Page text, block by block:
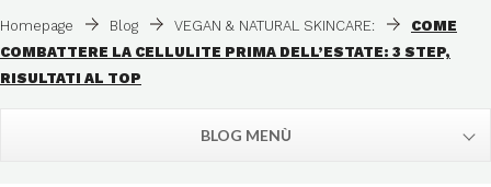
Homepage Blog VEGAN & NATURAL SKINCARE:
COME
COMBATTERE LA CELLULITE PRIMA DELL’ESTATE: 3 STEP,
RISULTATI AL TOP
BLOG MENÙ